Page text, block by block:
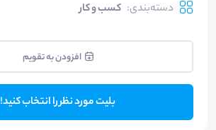
دسته‌بندی: کسب و کار
افزودن به تقویم
بلیت مورد نظر را انتخاب کنید!